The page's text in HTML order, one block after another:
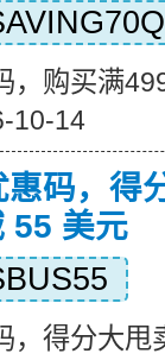
，购买满
10-14
码，得
55 美元
，得分大甩